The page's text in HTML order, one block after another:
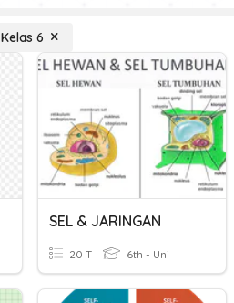
Kelas 6
SEL & JARINGAN
20 T 6th - Uni